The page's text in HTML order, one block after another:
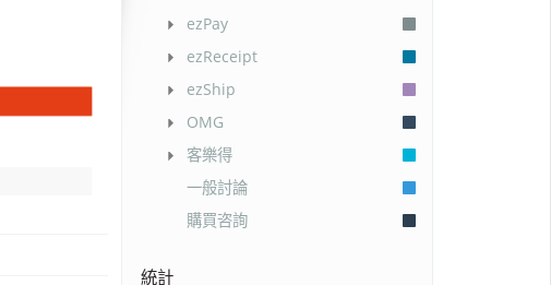
ezPay
ezReceipt
ezShip
OMG
客樂得
一般討論
購買咨詢
統計